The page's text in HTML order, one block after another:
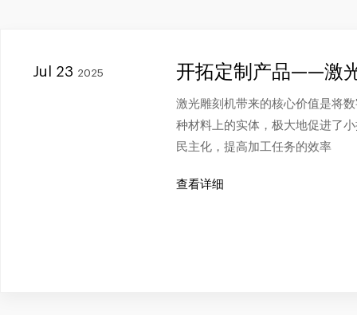
Jul 23 2025 开拓定制产品——激
激光雕刻机带来的核心价值是将
种材料上的实体，极大地促进了
民主化，提高加工任务的效率
查看详细